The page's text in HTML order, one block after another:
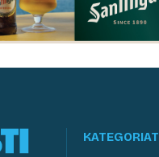
KATEGORIAT